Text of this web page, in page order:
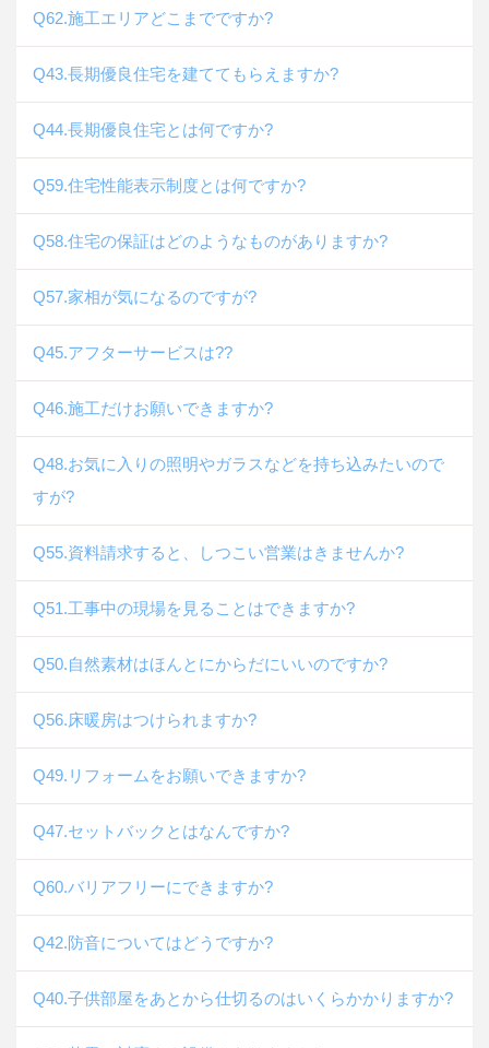
Q62.施工エリアどこまでですか?
Q43.長期優良住宅を建ててもらえますか?
Q44.長期優良住宅とは何ですか?
Q59.住宅性能表示制度とは何ですか?
Q58.住宅の保証はどのようなものがありますか?
Q57.家相が気になるのですが?
Q45.アフターサービスは??
Q46.施工だけお願いできますか?
Q48.お気に入りの照明やガラスなどを持ち込みたいので
すが?
Q55.資料請求すると、しつこい営業はきませんか?
Q51.工事中の現場を見ることはできますか?
Q50.自然素材はほんとにからだにいいのですか?
Q56.床暖房はつけられますか?
Q49.リフォームをお願いできますか?
Q47.セットバックとはなんですか?
Q60.バリアフリーにできますか?
Q42.防音についてはどうですか?
Q40.子供部屋をあとから仕切るのはいくらかかりますか?